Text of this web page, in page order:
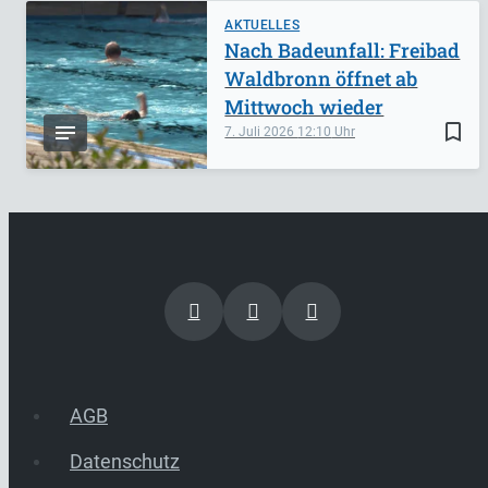
AKTUELLES
bookmark_border
7. Juli 2026 12:10
Nach Badeunfall: Freibad
Waldbronn öffnet ab
Mittwoch wieder
AGB
Datenschutz